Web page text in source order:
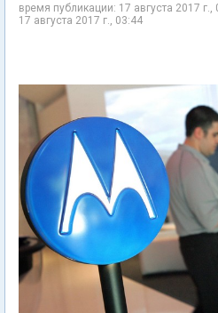
время публикации: 17 августа 2017
17 августа 2017 г., 03:44